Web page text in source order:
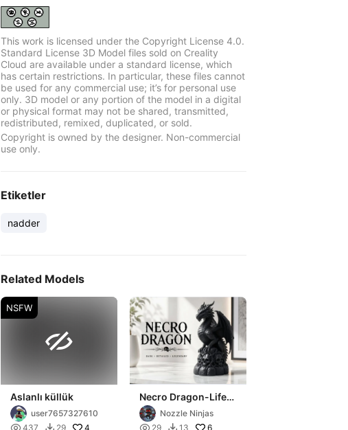
This work is licensed under the Copyright License 4.0.
Standard License 3D Model files sold on Creality
Cloud are available under a standard license, which
has certain restrictions. In particular, these files cannot
be used for any commercial use; it’s for personal use
only. 3D model or any portion of the model in a digital
or physical format may not be shared, transmitted,
redistributed, remixed, duplicated, or sold.
Copyright is owned by the designer. Non-commercial
use only.
Etiketler
nadder
Related Models
NSFW

Aslanlı küllük
user7657327610
 437  29 4
Necro Dragon-Life
Or DeathNozzle Ninjas
 29  13 6